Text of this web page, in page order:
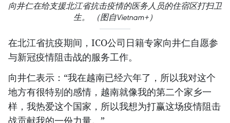
向井仁在给支援北江省抗击疫情的医务人员的住宿区打扫卫
生。 （图自Vietnam+）
在北江省抗疫期间，ICO公司日籍专家向井仁自愿参
与新冠疫情阻击战的服务工作。
向井仁表示：“我在越南已经六年了，所以我对这个
地方有很特别的感情，越南就像我的第二个家乡一
样，我热爱这个国家，所以我想为打赢这场疫情阻击
战贡献我的一份力量。”